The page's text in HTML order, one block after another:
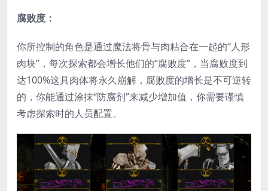
腐败度：
你所控制的角色是通过魔法将骨与肉粘合在一起的“人形
肉块”，每次探索都会增长他们的“腐败度”，当腐败度到
达100%这具肉体将永久崩解，腐败度的增长是不可逆转
的，你能通过涂抹“防腐剂”来减少增加值，你需要谨慎
考虑探索时的人员配置。